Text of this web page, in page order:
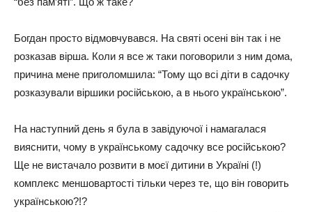
Богдан просто відмовчувався. На святі осені він так і не
розказав вірша. Коли я все ж таки поговорили з ним дома,
причина мене приголомшила: “Тому що всі діти в садочку
розказували віршики російською, а в нього українською”.
На наступний день я була в завідуючої і намагалася
вияснити, чому в українському садочку все російською?
Ще не вистачало розвити в моєї дитини в Україні (!)
комплекс меншовартості тільки через те, що він говорить
українською?!?